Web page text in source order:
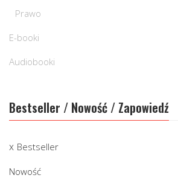
Prawo
E-booki
Audiobooki
Bestseller / Nowość / Zapowiedź
Bestseller
Nowość